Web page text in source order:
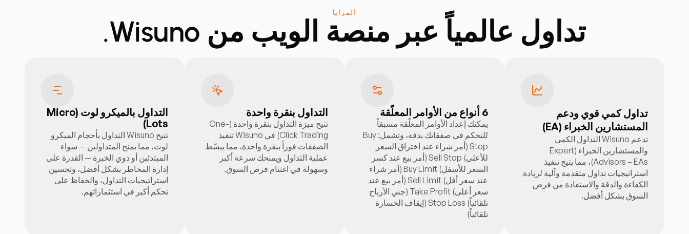
المزايا
تداول عالمياً عبر منصة الويب من Wisuno.
تداول كمي قوي ودعم
المستشارين الخبراء (EA)
تدعم Wisuno التداول الكمي
والمستشارين الخبراء (Expert
Advisors – EAs)، مما يتيح تنفيذ
استراتيجيات تداول متقدمة وآلية لزيادة
الكفاءة والدقة والاستفادة من فرص
السوق بشكل أفضل.
6 أنواع من الأوامر المعلّقة
يمكنك إعداد الأوامر المعلّقة مسبقاً
للتحكم في صفقاتك بدقة، وتشمل: Buy
Stop (أمر شراء عند اختراق السعر
للأعلى) Sell Stop (أمر بيع عند كسر
السعر للأسفل) Buy Limit (أمر شراء
عند سعر أقل) Sell Limit (أمر بيع عند
سعر أعلى) Take Profit (جني الأرباح
تلقائياً) Stop Loss (إيقاف الخسارة
تلقائياً)
التداول بنقرة واحدة
تتيح ميزة التداول بنقرة واحدة (One-
Click Trading) في Wisuno تنفيذ
الصفقات فوراً بنقرة واحدة، مما يبسّط
عملية التداول ويمنحك سرعة أكبر
وسهولة في اغتنام فرص السوق.
التداول بالميكرو لوت (Micro
Lots)
تتيح Wisuno التداول بأحجام الميكرو
لوت، مما يمنح المتداولين — سواء
المبتدئين أو ذوي الخبرة — القدرة على
إدارة المخاطر بشكل أفضل، وتحسين
استراتيجيات التداول، والحفاظ على
تحكم أكبر في استثماراتهم.